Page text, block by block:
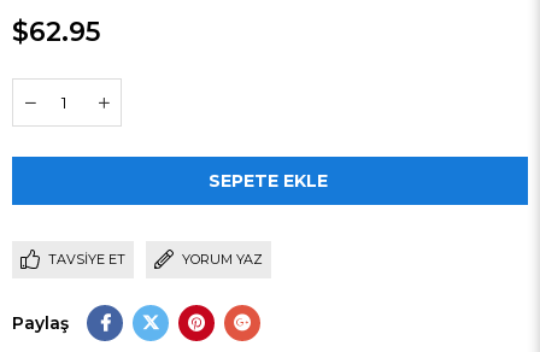
$62.95
TAVSIYE ET YORUM YAZ
Paylaş